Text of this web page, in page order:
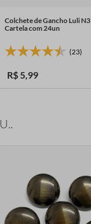
Colchete de Gancho Luli N3
Cartela com 24un
(23)
R$ 5, 99